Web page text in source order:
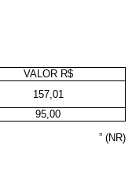
VALOR R$
157,01
95,00
” (NR)